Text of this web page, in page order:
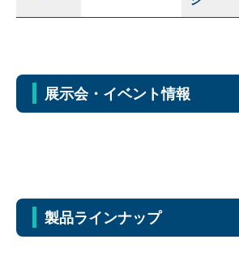
展示会・イベント情報
製品ラインナップ